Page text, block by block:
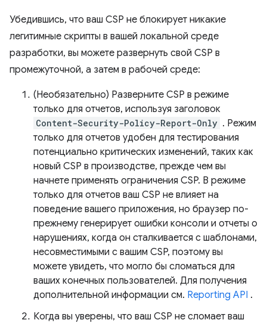
Убедившись, что ваш CSP не блокирует никакие
легитимные скрипты в вашей локальной среде
разработки, вы можете развернуть свой CSP в
промежуточной, а затем в рабочей среде:
(Необязательно) Разверните CSP в режиме
только для отчетов, используя заголовок
Content-Security-Policy-Report-Only . Режим
только для отчетов удобен для тестирования
потенциально критических изменений, таких как
новый CSP в производстве, прежде чем вы
начнете применять ограничения CSP. В режиме
только для отчетов ваш CSP не влияет на
поведение вашего приложения, но браузер по-
прежнему генерирует ошибки консоли и отчеты о
нарушениях, когда он сталкивается с шаблонами,
несовместимыми с вашим CSP, поэтому вы
можете увидеть, что могло бы сломаться для
ваших конечных пользователей. Для получения
дополнительной информации см. Reporting API .
Когда вы уверены, что ваш CSP не сломает ваш